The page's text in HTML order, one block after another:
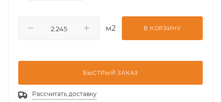
м2 В КОРЗИНУ
БЫСТРЫЙ ЗАКАЗ
Рассчитать доставку